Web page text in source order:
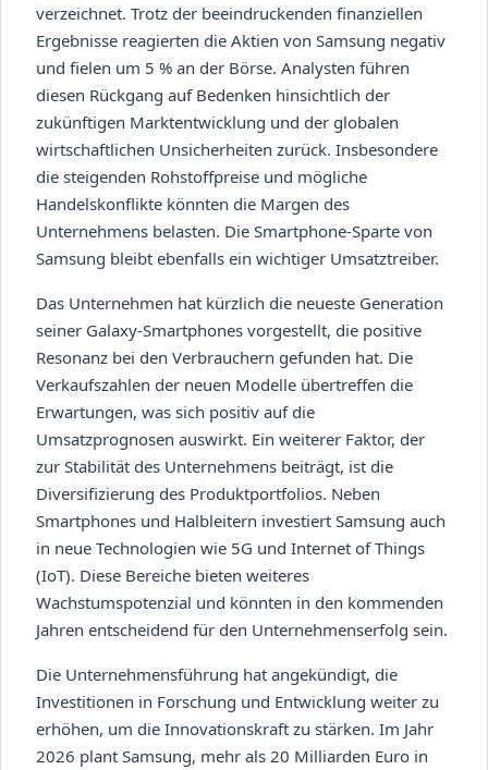
verzeichnet. Trotz der beeindruckenden finanziellen
Ergebnisse reagierten die Aktien von Samsung negativ
und fielen um 5 % an der Börse. Analysten führen
diesen Rückgang auf Bedenken hinsichtlich der
zukünftigen Marktentwicklung und der globalen
wirtschaftlichen Unsicherheiten zurück. Insbesondere
die steigenden Rohstoffpreise und mögliche
Handelskonflikte könnten die Margen des
Unternehmens belasten. Die Smartphone-Sparte von
Samsung bleibt ebenfalls ein wichtiger Umsatztreiber.
Das Unternehmen hat kürzlich die neueste Generation
seiner Galaxy-Smartphones vorgestellt, die positive
Resonanz bei den Verbrauchern gefunden hat. Die
Verkaufszahlen der neuen Modelle übertreffen die
Erwartungen, was sich positiv auf die
Umsatzprognosen auswirkt. Ein weiterer Faktor, der
zur Stabilität des Unternehmens beiträgt, ist die
Diversifizierung des Produktportfolios. Neben
Smartphones und Halbleitern investiert Samsung auch
in neue Technologien wie 5G und Internet of Things
(IoT). Diese Bereiche bieten weiteres
Wachstumspotenzial und könnten in den kommenden
Jahren entscheidend für den Unternehmenserfolg sein.
Die Unternehmensführung hat angekündigt, die
Investitionen in Forschung und Entwicklung weiter zu
erhöhen, um die Innovationskraft zu stärken. Im Jahr
2026 plant Samsung, mehr als 20 Milliarden Euro in